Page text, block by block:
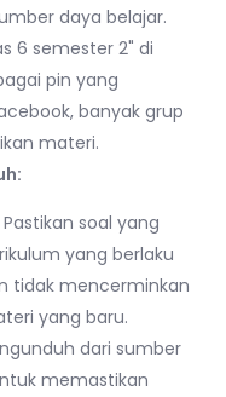
daya belajar.
6 semester 2" di
pin yang
banyak grup
materi.
Pastikan soal yang
yang berlaku
tidak mencerminkan
yang baru.
dari sumber
memastikan